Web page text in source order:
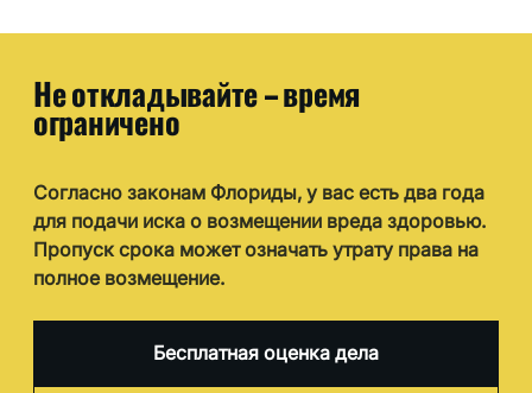
Не откладывайте – время
ограничено
Согласно законам Флориды, у вас есть два года
для подачи иска о возмещении вреда здоровью.
Пропуск срока может означать утрату права на
полное возмещение.
Бесплатная оценка дела